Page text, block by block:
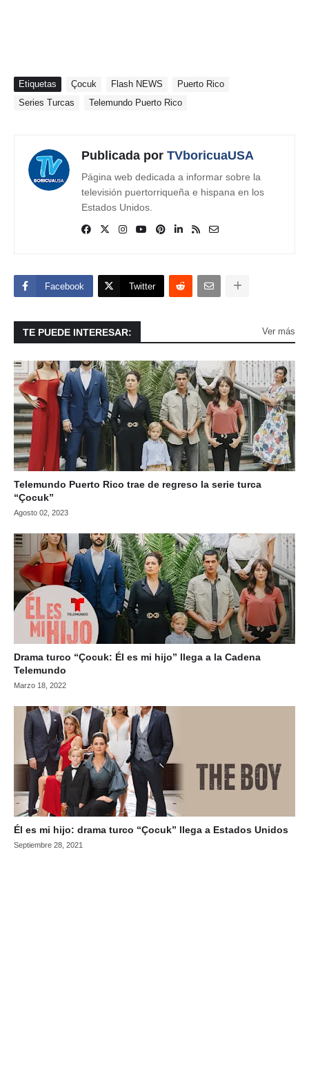
Etiquetas Çocuk Flash NEWS
Puerto Rico
Series Turcas
Telemundo Puerto Rico
Publicada por TVboricuaUSA
Página web dedicada a informar sobre la
televisión puertorriqueña e hispana en los
Estados Unidos.
Facebook Twitter
TE PUEDE INTERESAR: Ver más
Telemundo Puerto Rico trae de regreso la serie turca
“Çocuk”
Agosto 02, 2023
Drama turco “Çocuk: Él es mi hijo” llega a la Cadena
Telemundo
Marzo 18, 2022
Él es mi hijo: drama turco “Çocuk” llega a Estados Unidos
Septiembre 28, 2021